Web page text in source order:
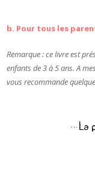
b. Pour tous les
Remarque : ce livre est
enfants de 3 à 5 ans. A
vous recommande